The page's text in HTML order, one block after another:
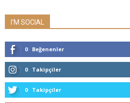
I'M SOCIAL
0 Beğenenler
0 Takipçiler
0 Takipçiler